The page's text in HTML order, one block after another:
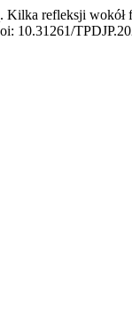
refleksji wokół
10.31261/